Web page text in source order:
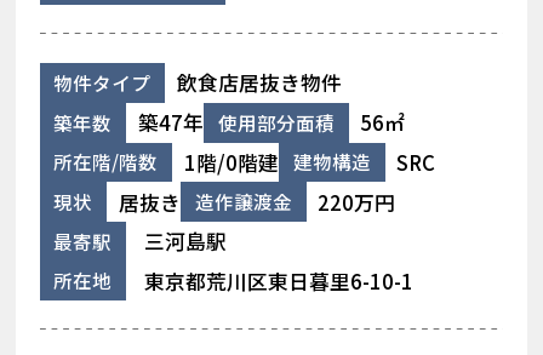
物件タイプ 飲食店居抜き物件
築年数 築47年 使用部分面積 56㎡
所在階/階数 1階/0階建 建物構造 SRC
現状 居抜き 造作譲渡金 220万円
最寄駅 三河島駅
所在地 東京都荒川区東日暮里6-10-1